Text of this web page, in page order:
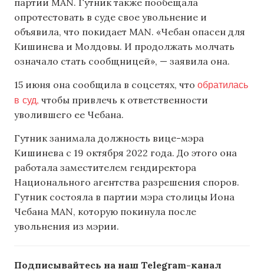
опротестовать в суде свое увольнение и
объявила, что покидает MAN. «Чебан опасен для
Кишинева и Молдовы. И продолжать молчать
означало стать сообщницей», — заявила она.
15 июня она сообщила в соцсетях, что обратилась
в суд, чтобы привлечь к ответственности
уволившего ее Чебана.
Гутник занимала должность вице-мэра
Кишинева с 19 октября 2022 года. До этого она
работала заместителем гендиректора
Национального агентства разрешения споров.
Гутник состояла в партии мэра столицы Иона
Чебана MAN, которую покинула после
увольнения из мэрии.
Подписывайтесь на наш Telegram-канал